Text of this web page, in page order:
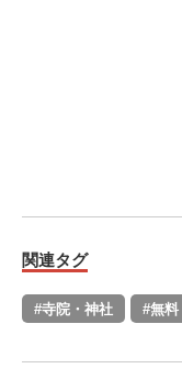
関連タグ
#寺院・神社 #無料